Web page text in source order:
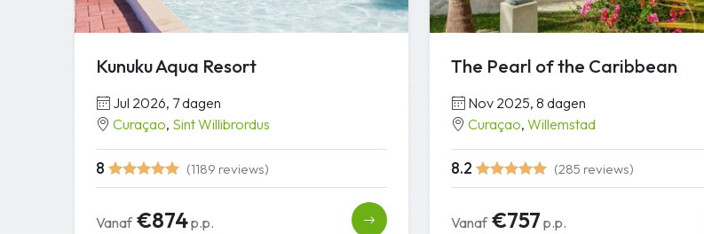
Kunuku Aqua Resort
Jul 2026, 7 dagen
Curaçao, Sint Willibrordus
8 (1189 reviews)
Vanaf€874p.p.
The Pearl of the Caribbean
Nov 2025, 8 dagen
Curaçao, Willemstad
8.2 (285 reviews)
Vanaf€757 p.p.